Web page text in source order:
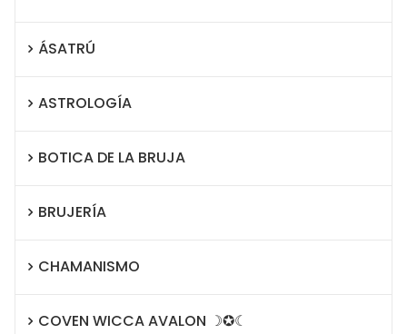
ÁSATRÚ
ASTROLOGÍA
BOTICA DE LA BRUJA
BRUJERÍA
CHAMANISMO
COVEN WICCA AVALON ☽✪☾